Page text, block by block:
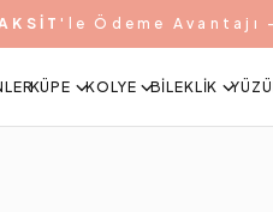
'le Ödeme
KÜPE KOLYE BILEKLIK